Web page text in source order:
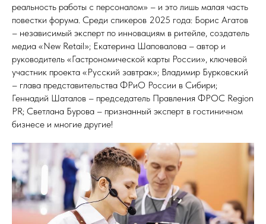
реальность работы с персоналом» – и это лишь малая часть
повестки форума. Среди спикеров 2025 года: Борис Агатов
– независимый эксперт по инновациям в ритейле, создатель
медиа «New Retail»; Екатерина Шаповалова – автор и
руководитель «Гастрономической карты России», ключевой
участник проекта «Русский завтрак»; Владимир Бурковский
– глава представительства ФРиО России в Сибири;
Геннадий Шаталов – председатель Правления ФРОС Region
PR; Светлана Бурова – признанный эксперт в гостиничном
бизнесе и многие другие!